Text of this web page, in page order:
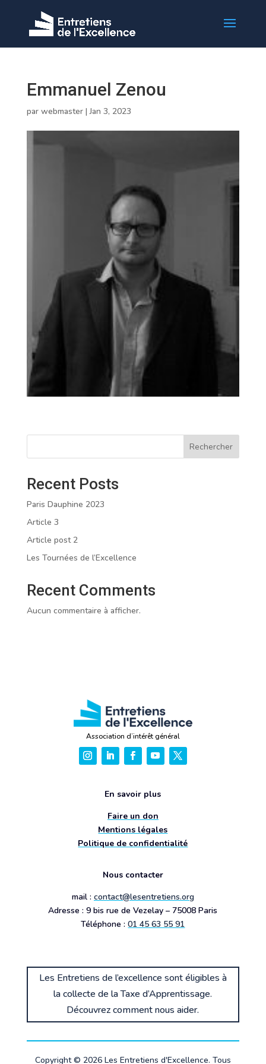
Emmanuel Zenou
par webmaster|Jan 3, 2023
Rechercher
Recent Posts
Paris Dauphine 2023
Article 3
Article post 2
Les Tournées de l’Excellence
Recent Comments
Aucun commentaire à afficher.
Association d’intérêt général
En savoir plus
Faire un don
Mentions légales
Politique de confidentialité
Nous contacter
mail : contact@lesentretiens.org
Adresse : 9 bis rue de Vezelay – 75008 Paris
Téléphone :01 45 63 55 91
Les Entretiens de l’excellence sont éligibles à
la collecte de la Taxe d’Apprentissage.
Découvrez comment nous aider.
Copyright © 2026 Les Entretiens d'Excellence. Tous